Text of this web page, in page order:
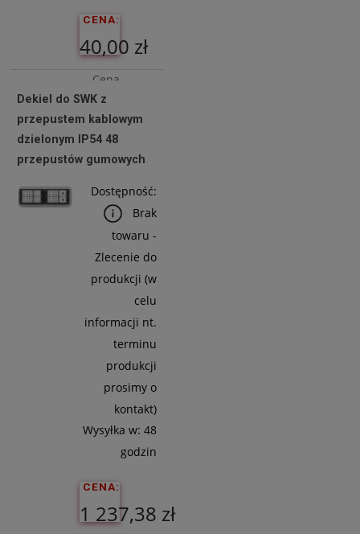
CENA:
40,00 zł
Cena
netto:
32,52 zł
Do
Koszyka
Dekiel do SWK z
przepustem kablowym
dzielonym IP54 48
przepustów gumowych
Dostępność:
Brak
towaru -
Zlecenie do
produkcji (w
celu
informacji nt.
terminu
produkcji
prosimy o
kontakt)
Wysyłka w: 48
godzin
CENA:
1 237,38 zł